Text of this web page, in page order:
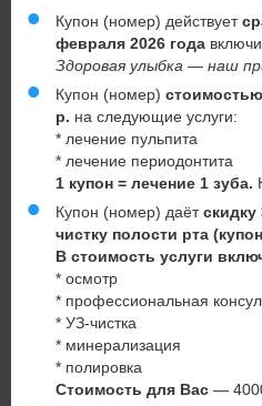
Купон (номер) действует
февраля 2026 года
Здоровая улыбка — наш
Купон (номер)
р. на следующие услуги:
* лечение пульпита
* лечение периодонтита
1 купон = лечение 1 зуба.
Купон (номер) даётскидку
чистку полости рта
В стоимость услуги
* осмотр
* профессиональная
* УЗ-чистка
* минерализация
* полировка
Стоимость для Вас —